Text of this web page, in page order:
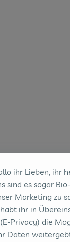
ihr Lieben, ihr
sind es sogar
Marketing zu
ihr in
Privacy) die
Daten